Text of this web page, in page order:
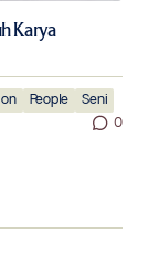
Karya
People
Seni
0